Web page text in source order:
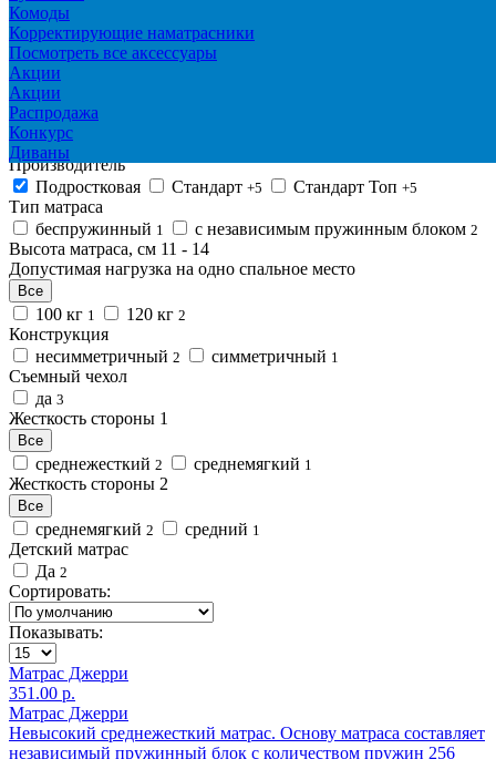
Магазины
0
В корзине пусто!
Комоды
Корректирующие наматрасники
Посмотреть все аксессуары
Акции
Акции
Распродажа
Конкурс
Диваны
Пружинные матрасы
Подростковые матрасы Матрасы класса LUX
Параметры
Производитель:
Цена315
Производитель
Подростковая
Стандарт +5 Стандарт Топ +5
Тип матраса
беспружинный 1 с независимым пружинным блоком 2
Высота матраса, см 11 - 14
Допустимая нагрузка на одно спальное место
Все
100 кг 1 120 кг 2
Конструкция
несимметричный 2 симметричный 1
Съемный чехол
да 3
Жесткость стороны 1
Все
среднежесткий 2 среднемягкий 1
Жесткость стороны 2
Все
среднемягкий 2 средний 1
Детский матрас
Да 2
Сортировать:
Показывать:
Матрас Джерри
351.00 р.
Матрас Джерри
Невысокий среднежесткий матрас. Основу матраса составляет
независимый пружинный блок с количеством пружин 256